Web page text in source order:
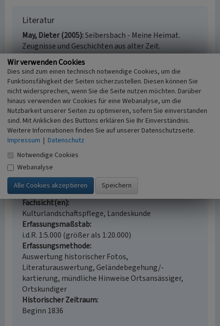
Literatur
May, Dieter (2005) Seibersbach - Meine Heimat.
Zeugnisse und Geschichten aus alter Zeit.
Seibersbach.
Friedhof Seibersbach
Schlagwörter
Friedhof
Straße / Hausnummer
Ort
55444 Seibersbach
Gesetzlich geschütztes Kulturdenkmal
Kein
Fachsicht(en)
Kulturlandschaftspflege, Landeskunde
Erfassungsmaßstab
i.d.R. 1:5.000 (größer als 1:20.000)
Erfassungsmethode
Auswertung historischer Fotos,
Literaturauswertung, Geländebegehung/-
kartierung, mündliche Hinweise Ortsansässiger,
Ortskundiger
Historischer Zeitraum
Beginn 1836
Wir verwenden Cookies
Dies sind zum einen technisch notwendige Cookies, um die
Funktionsfähigkeit der Seiten sicherzustellen. Diesen können Sie
nicht widersprechen, wenn Sie die Seite nutzen möchten. Darüber
hinaus verwenden wir Cookies für eine Webanalyse, um die
Nutzbarkeit unserer Seiten zu optimieren, sofern Sie einverstanden
sind. Mit Anklicken des Buttons erklären Sie Ihr Einverständnis.
Weitere Informationen finden Sie auf unserer Datenschutzseite.
Impressum | Datenschutz
Notwendige Cookies
Webanalyse